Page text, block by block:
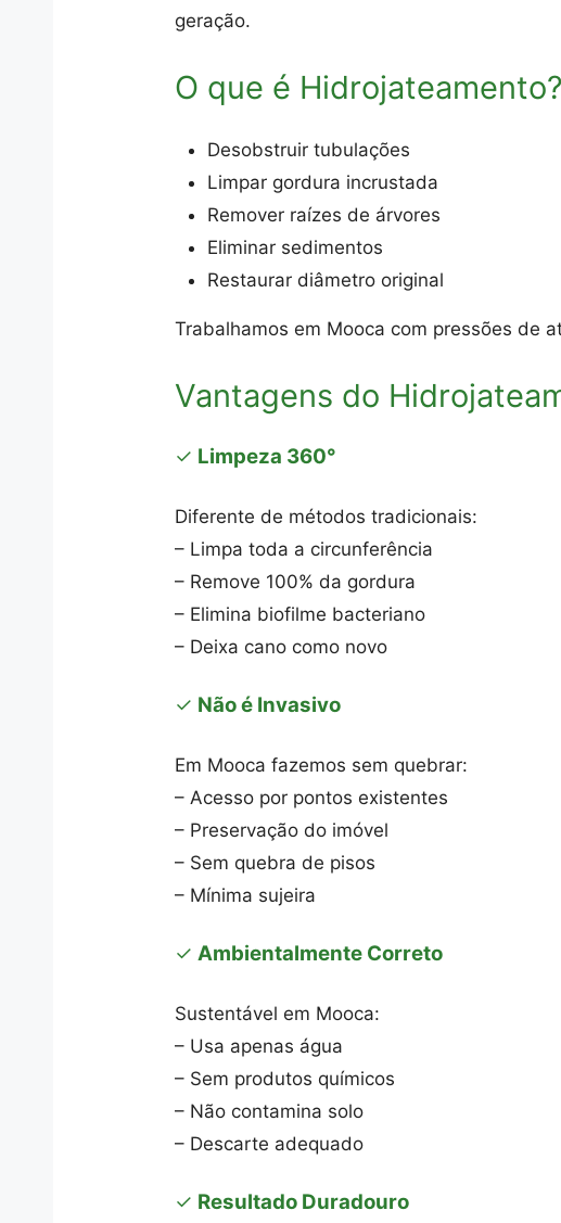
geração.
O que é Hidrojateamento?
Desobstruir tubulações
Limpar gordura incrustada
Remover raízes de árvores
Eliminar sedimentos
Restaurar diâmetro original
Trabalhamos em Mooca com pressões de
Vantagens do
✓ Limpeza 360°
Diferente de métodos tradicionais:
– Limpa toda a circunferência
– Remove 100% da gordura
– Elimina biofilme bacteriano
– Deixa cano como novo
✓ Não é Invasivo
Em Mooca fazemos sem quebrar:
– Acesso por pontos existentes
– Preservação do imóvel
– Sem quebra de pisos
– Mínima sujeira
✓Ambientalmente Correto
Sustentável em Mooca:
– Usa apenas água
– Sem produtos químicos
– Não contamina solo
– Descarte adequado
✓ Resultado Duradouro